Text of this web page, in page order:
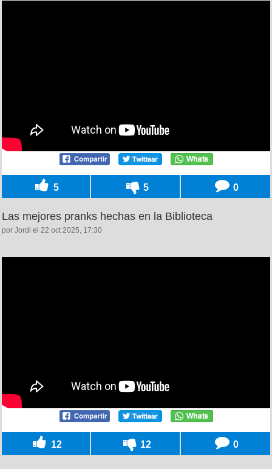
5 5 0
Las mejores pranks hechas en la Biblioteca
por Jordi el 22 oct 2025, 17:30
12 12 0